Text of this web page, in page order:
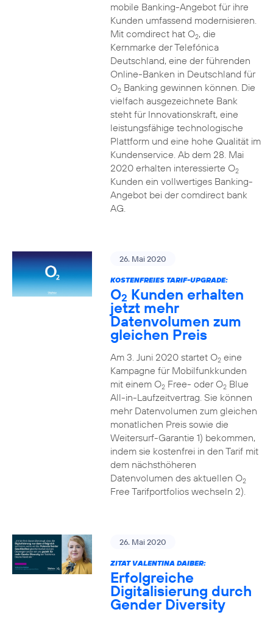
mobile Banking-Angebot für ihre
Kunden umfassend modernisieren.
Mit comdirect hat O2, die
Kernmarke der Telefónica
Deutschland, eine der führenden
Online-Banken in Deutschland für
O2Banking gewinnen können. Die
vielfach ausgezeichnete Bank
steht für Innovationskraft, eine
leistungsfähige technologische
Plattform und eine hohe Qualität im
Kundenservice. Ab dem 28. Mai
2020 erhalten interessierte O2
Kunden ein vollwertiges Banking-
Angebot bei der comdirect bank
AG.
26. Mai 2020
KOSTENFREIES TARIF-UPGRADE:
O2 Kunden erhalten
jetzt mehr
Datenvolumen zum
gleichen Preis
Am 3. Juni 2020 startet O2eine
Kampagne für Mobilfunkkunden
mit einem O2Free- oder O2Blue
All-in-Laufzeitvertrag. Sie können
mehr Datenvolumen zum gleichen
monatlichen Preis sowie die
Weitersurf-Garantie 1) bekommen,
indem sie kostenfrei in den Tarif mit
dem nächsthöheren
Datenvolumen des aktuellen O2
Free Tarifportfolios wechseln 2).
26. Mai 2020
ZITAT VALENTINA DAIBER:
Erfolgreiche
Digitalisierung durch
Gender Diversity